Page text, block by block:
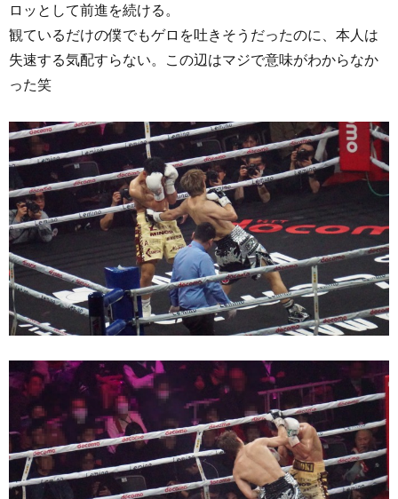
ロッとして前進を続ける。
観ているだけの僕でもゲロを吐きそうだったのに、本人は
失速する気配すらない。この辺はマジで意味がわからなか
った笑